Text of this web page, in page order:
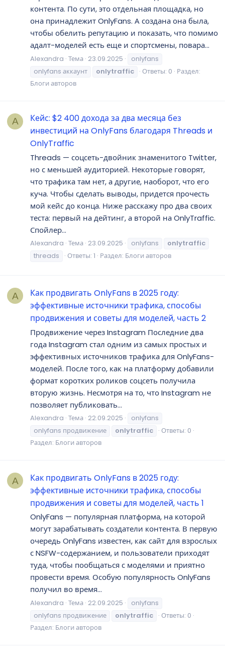
контента. По сути, это отдельная площадка, но
она принадлежит OnlyFans. А создана она была,
чтобы обелить репутацию и показать, что помимо
адалт-моделей есть еще и спортсмены, повара...
Alexandra Тема 23.09.2025
onlyfans
onlyfans аккаунт
onlytraffic Ответы: 0 Раздел:
Блоги авторов
A
Кейс: $2 400 дохода за два месяца без
инвестиций на OnlyFans благодаря Threads и
OnlyTraffic
Threads — соцсеть-двойник знаменитого Twitter,
но с меньшей аудиторией. Некоторые говорят,
что трафика там нет, а другие, наоборот, что его
куча. Чтобы сделать выводы, придется прочесть
мой кейс до конца. Ниже расскажу про два своих
теста: первый на дейтинг, а второй на OnlyTraffic.
Спойлер...
Alexandra Тема 23.09.2025 onlyfans
onlytraffic
threads
Ответы: 1 Раздел: Блоги авторов
A
Как продвигать OnlyFans в 2025 году:
эффективные источники трафика, способы
продвижения и советы для моделей, часть 2
Продвижение через Instagram Последние два
года Instagram стал одним из самых простых и
эффективных источников трафика для OnlyFans-
моделей. После того, как на платформу добавили
формат коротких роликов соцсеть получила
вторую жизнь. Несмотря на то, что Instagram не
позволяет публиковать...
Alexandra Тема 22.09.2025
onlyfans
onlyfans продвижение
onlytraffic
Ответы: 0
Раздел: Блоги авторов
A
Как продвигать OnlyFans в 2025 году:
эффективные источники трафика, способы
продвижения и советы для моделей, часть 1
OnlyFans — популярная платформа, на которой
могут зарабатывать создатели контента. В первую
очередь OnlyFans известен, как сайт для взрослых
с NSFW-содержанием, и пользователи приходят
туда, чтобы пообщаться с моделями и приятно
провести время. Особую популярность OnlyFans
получил во время...
Alexandra Тема 22.09.2025
onlyfans
onlyfans продвижение
onlytraffic
Ответы: 0
Раздел: Блоги авторов